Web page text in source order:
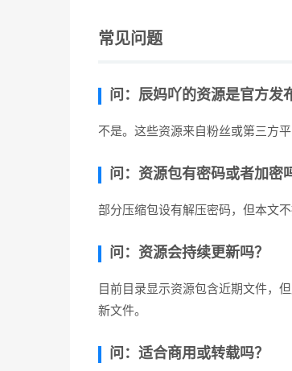
常见问题
问：辰妈吖的资源是官方发
不是。这些资源来自粉丝或第三方
问：资源包有密码或者加密
部分压缩包设有解压密码，但本文
问：资源会持续更新吗？
目前目录显示资源包含近期文件，
新文件。
问：适合商用或转载吗？